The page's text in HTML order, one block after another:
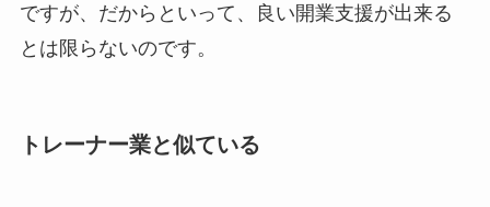
ですが、だからといって、良い開業支援が出来る
とは限らないのです。
トレーナー業と似ている